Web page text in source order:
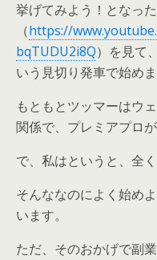
挙げてみよう！となっ
（https://
bqTUDU2i8Q）を見て
いう見切り発車で始めま
もともとツッマーはウ
関係で、プレミアプロが
で、私はというと、全
そんななのによく始め
います。
ただ、そのおかげで副